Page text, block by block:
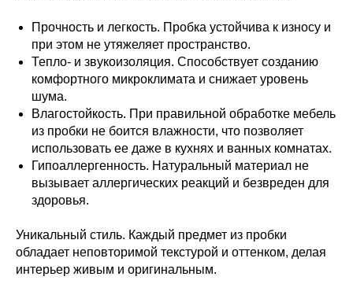
Прочность и легкость. Пробка устойчива к износу и
при этом не утяжеляет пространство.
Тепло- и звукоизоляция. Способствует созданию
комфортного микроклимата и снижает уровень
шума.
Влагостойкость. При правильной обработке мебель
из пробки не боится влажности, что позволяет
использовать ее даже в кухнях и ванных комнатах.
Гипоаллергенность. Натуральный материал не
вызывает аллергических реакций и безвреден для
здоровья.
Уникальный стиль. Каждый предмет из пробки
обладает неповторимой текстурой и оттенком, делая
интерьер живым и оригинальным.